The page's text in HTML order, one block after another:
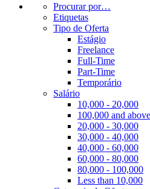
Procurar por…
Etiquetas
Tipo de Oferta
Estágio
Freelance
Full-Time
Part-Time
Temporário
Salário
10,000 - 20,000
100,000 and above
20,000 - 30,000
30,000 - 40,000
40,000 - 60,000
60,000 - 80,000
80,000 - 100,000
Less than 10,000